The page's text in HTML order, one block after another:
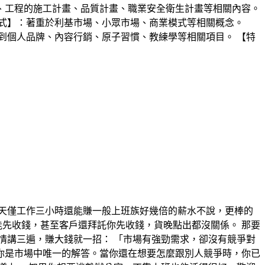
程的施工計畫、品質計畫、職業安全衛生計畫等相關內容。
：著重於利基市場、小眾市場、商業模式等相關概念。
人品牌、內容行銷、原子習慣、教練學等相關項目。 【特
工作三小時還能賺一般上班族好幾倍的薪水不說，更棒的
收錢，甚至客戶還拜託你先收錢，貨晚點出都沒關係。 那要
三遍，賺大錢就一招： 「市場有強勁需求，卻沒有競爭對
市場中唯一的解答。當你還在想要怎麼跟別人競爭時，你已